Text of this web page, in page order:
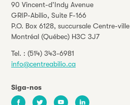
90 Vincent-d’Indy Avenue
GRIP-Abilio, Suite F-166
P.O. Box 6128, succursale Centre-ville
Montréal (Québec) H3C 3J7
Tel. : (514) 343-6981
info@centreabilio.ca
Siga-nos
FacebookTwitter YoutubeLinkedIn